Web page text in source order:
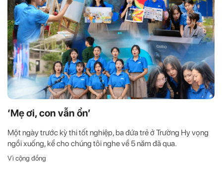
‘Mẹ ơi, con vẫn ổn’
Một ngày trước kỳ thi tốt nghiệp, ba đứa trẻ ở Trường Hy vọng
ngồi xuống, kể cho chúng tôi nghe về 5 năm đã qua.
Vì cộng đồng